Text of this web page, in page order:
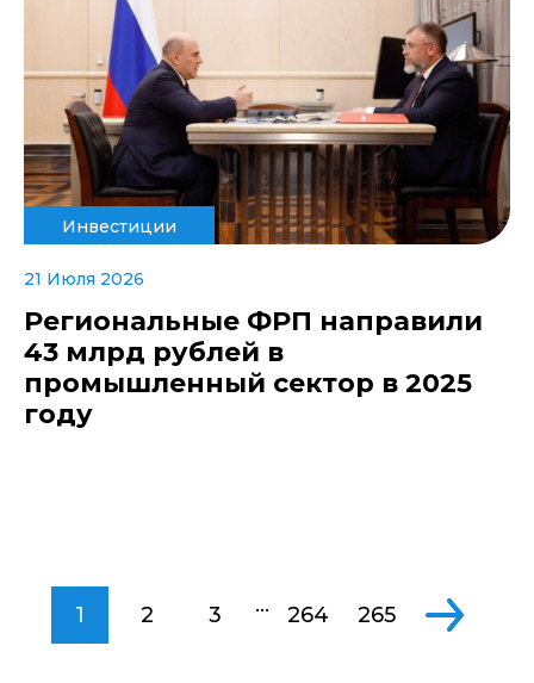
Инвестиции
21 Июля 2026
Региональные ФРП направили
43 млрд рублей в
промышленный сектор в 2025
году
1 2 3 ... 264 265